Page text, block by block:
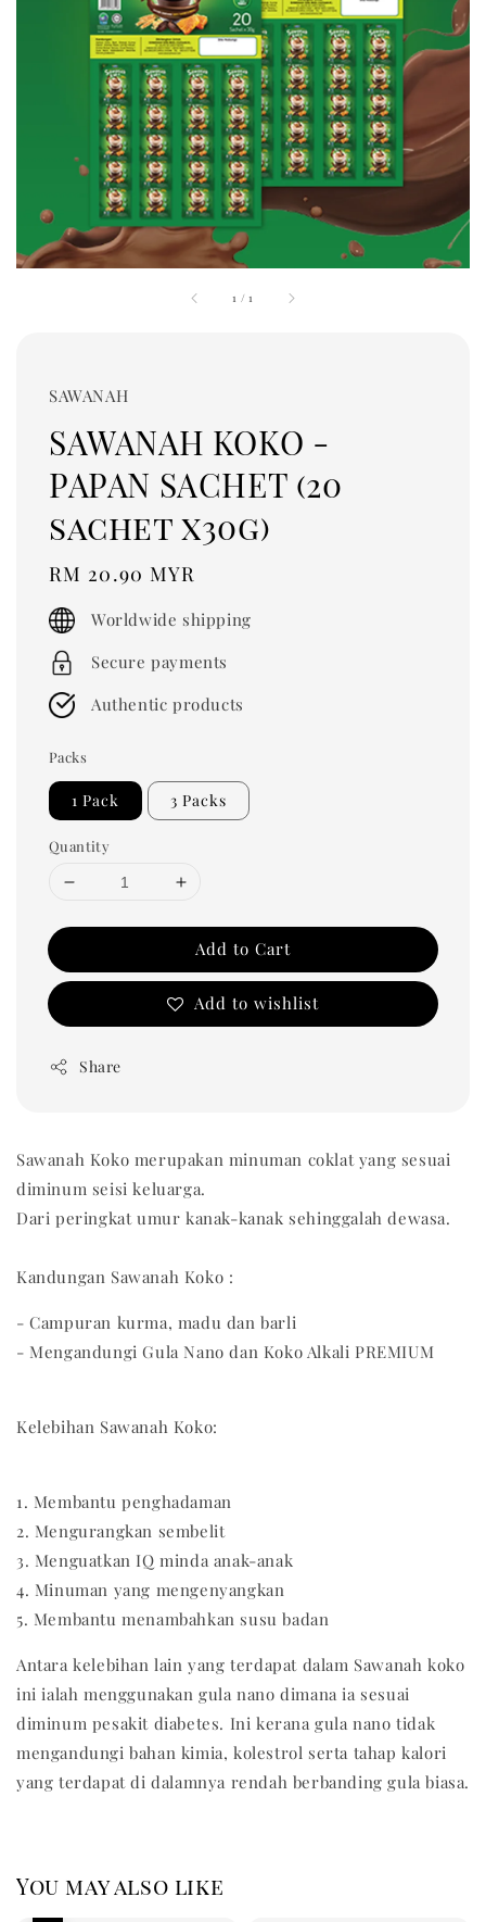
1 /1
SAWANAH
SAWANAH KOKO -
PAPAN SACHET (20
sachet x30g)
Regular
price
RM 20.90 MYR
Worldwide shipping
Secure payments
Authentic products
Packs
1 Pack 3 Packs
Quantity
Add to Cart
Add to wishlist
Share
Sawanah Koko merupakan minuman coklat yang sesuai
diminum seisi keluarga.
Dari peringkat umur kanak-kanak sehinggalah dewasa.
Kandungan Sawanah Koko :
- Campuran kurma, madu dan barli
- Mengandungi Gula Nano dan Koko Alkali PREMIUM
Kelebihan Sawanah Koko:
1. Membantu penghadaman
2. Mengurangkan sembelit
3. Menguatkan IQ minda anak-anak
4. Minuman yang mengenyangkan
5. Membantu menambahkan susu badan
Antara kelebihan lain yang terdapat dalam Sawanah koko
ini ialah menggunakan gula nano dimana ia sesuai
diminum pesakit diabetes. Ini kerana gula nano tidak
mengandungi bahan kimia, kolestrol serta tahap kalori
yang terdapat di dalamnya rendah berbanding gula biasa.
You may also like